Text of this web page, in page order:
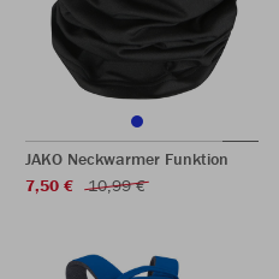
JAKO Neckwarmer Funktion
7,50 €
10,99 €